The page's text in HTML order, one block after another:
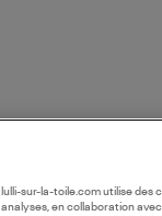
lulli-sur-la-toile.com utilise des
analyses, en collaboration